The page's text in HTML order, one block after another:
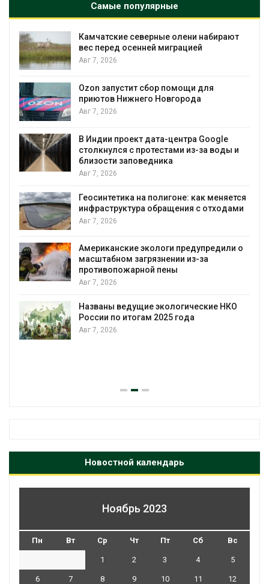
Самые популярные
Камчатские северные олени набирают
вес перед осенней миграцией
Авг 7, 2026
Ozon запустит сбор помощи для
приютов Нижнего Новгорода
Авг 7, 2026
В Индии проект дата-центра Google
столкнулся с протестами из-за воды и
близости заповедника
Авг 7, 2026
Геосинтетика на полигоне: как меняется
инфраструктура обращения с отходами
Авг 7, 2026
Американские экологи предупредили о
масштабном загрязнении из-за
противопожарной пены
Авг 7, 2026
Названы ведущие экологические НКО
России по итогам 2025 года
Авг 7, 2026
Новостной календарь
Ноябрь 2023
Пн Вт Ср Чт Пт Сб Вс
1 2 3 4 5
6 7 8 9 10 11 12